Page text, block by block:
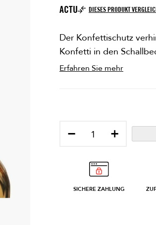
ACTU DIESES PRODUKT
Der Konfettischutz
Konfetti in den
Erfahren Sie mehr
− +
SICHERE ZAHLUNG